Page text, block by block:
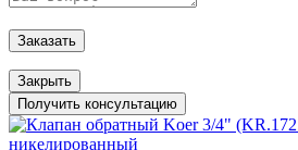
Заказать
Закрыть
Получить консультацию